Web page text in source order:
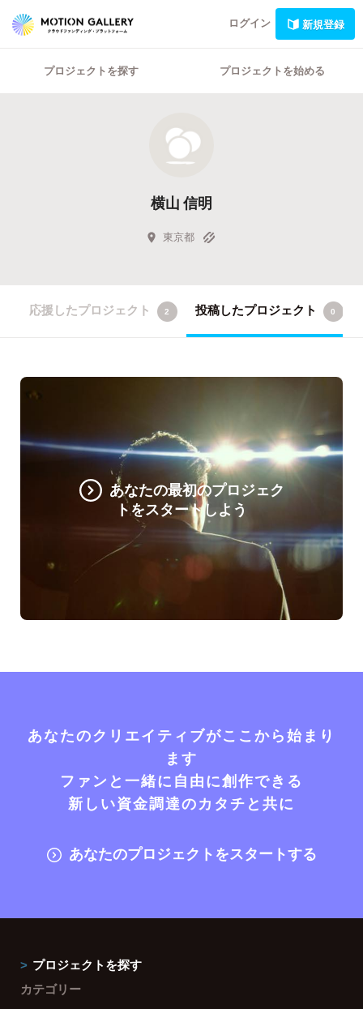
ログイン 新規登録
プロジェクトを探す プロジェクトを始める
横山 信明
東京都
応援したプロジェクト 2 投稿したプロジェクト 0
あなたの最初のプロジェク
トをスタートしよう
あなたのクリエイティブがここから始まり
ます
ファンと一緒に自由に創作できる
新しい資金調達のカタチと共に
あなたのプロジェクトをスタートする
プロジェクトを探す
カテゴリー